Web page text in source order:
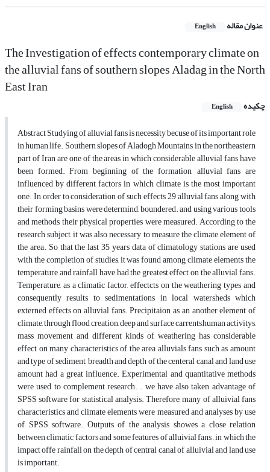
عنوان مقاله English
The Investigation of effects contemporary climate on
the alluvial fans of southern slopes Aladag in the North
East Iran
چکیده English
Abstract Studying of alluvial fans is necessity becuse of its important role
in human life. Southern slopes of Aladogh Mountains in the northeastern
part of Iran are one of the areas in which considerable alluvial fans have
been formed. From beginning of the formation, alluvial fans are
influenced by different factors in which climate is the most important
one. In order to consideration of such effects 29 alluvial fans along with
their forming basins were determind, boundered. and using various tools
and methods, their physical properties were measured. According to the
research subject, it was also necessary to measure the climate element of
the area. So that the last 35 years data of climatology stations are used
with the completion of studies, it was found among climate elements the
temperature and rainfall have had the greatest effect on the alluvial fans.
Temperature, as a climatic factor, effectcts on the weathering types and
consequently results to sedimentations in local watersheds which
externed effects on alluvial fans. Precipitaion as an another element of
climate, through flood creation, deep and surface carrents,human activitys,
mass movement and different kinds of weathering has considerable
effect on many characteristics of the area alluvials fans such as amount
and type of sediment, breadth and depth of the centeral canal and land use
amount had a great influence. Experimental and quantitative methods
were used to complement research. . we have also taken advantage of
SPSS software for statistical analysis. Therefore, many of alluivial fans
characteristics and climate elements were measured and analyses by use
of SPSS software. Outputs of the analysis showes a close relation
between climatic factors and some features of alluivial fans , in which the
impact offe rainfall on the depth of central canal of alluivial and land use
is important.